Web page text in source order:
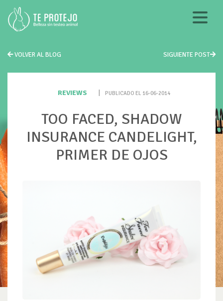
VOLVER AL BLOG SIGUIENTE POST
REVIEWS PUBLICADO EL 16-06-2014
TOO FACED, SHADOW
INSURANCE CANDELIGHT,
PRIMER DE OJOS